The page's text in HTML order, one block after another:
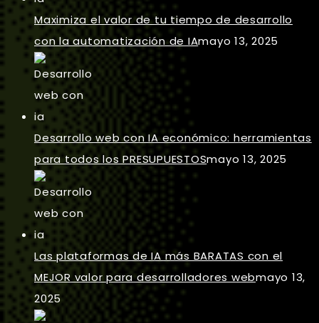
Maximiza el valor de tu tiempo de desarrollo
con la automatización de IAmayo 13, 2025
Desarrollo web con IA económico: herramientas
para todos los PRESUPUESTOSmayo 13, 2025
Las plataformas de IA más BARATAS con el
MEJOR valor para desarrolladores webmayo 13,
2025